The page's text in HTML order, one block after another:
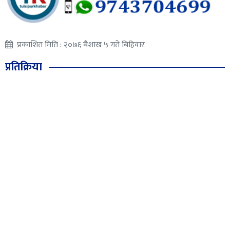
प्रकाशित मिति : २०७६ बैशाख ५ गते बिहिवार
प्रतिक्रिया